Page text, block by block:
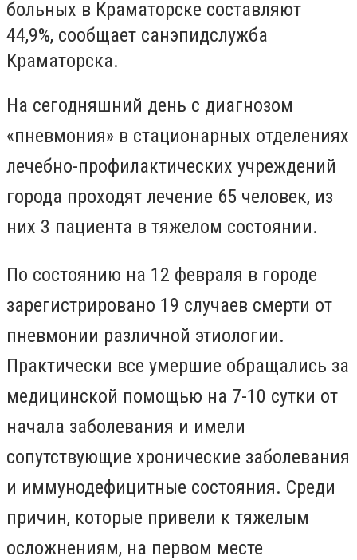
больных в Краматорске составляют
44,9%, сообщает санэпидслужба
Краматорска.
На сегодняшний день с диагнозом
«пневмония» в стационарных отделениях
лечебно-профилактических учреждений
города проходят лечение 65 человек, из
них 3 пациента в тяжелом состоянии.
По состоянию на 12 февраля в городе
зарегистрировано 19 случаев смерти от
пневмонии различной этиологии.
Практически все умершие обращались за
медицинской помощью на 7-10 сутки от
начала заболевания и имели
сопутствующие хронические заболевания
и иммунодефицитные состояния. Среди
причин, которые привели к тяжелым
осложнениям, на первом месте